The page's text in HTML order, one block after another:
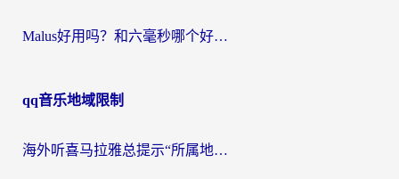
Malus好用吗？和六毫秒哪个好？海外党选回国加速器的避坑指南
qq音乐地域限制
海外听喜马拉雅总提示“所属地区暂时无版权”？这个限制解除方法亲测有效！